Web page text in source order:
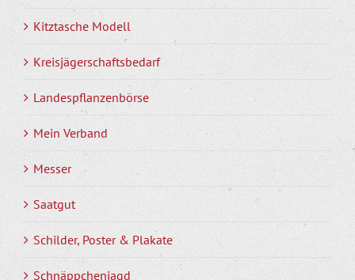
Kitztasche Modell
Kreisjägerschaftsbedarf
Landespflanzenbörse
Mein Verband
Messer
Saatgut
Schilder, Poster & Plakate
Schnäppchenjagd